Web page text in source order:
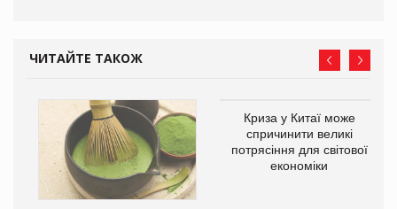
ЧИТАЙТЕ ТАКОЖ
Криза у Китаї може
спричинити великі
потрясіння для світової
економіки